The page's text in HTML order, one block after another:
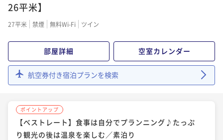
泉を愉しむ／夕・朝食付き
二食付き 現地決済可
¥22,520~
2名 ¥ 20,943 ~
26平米】
27平米 禁煙 無料Wi-Fi ツイン
部屋詳細 空室カレンダー
航空券付き宿泊プランを検索
ポイントアップ
【ベストレート】食事は自分でプランニング♪たっぷ
り観光の後は温泉を楽しむ／素泊り